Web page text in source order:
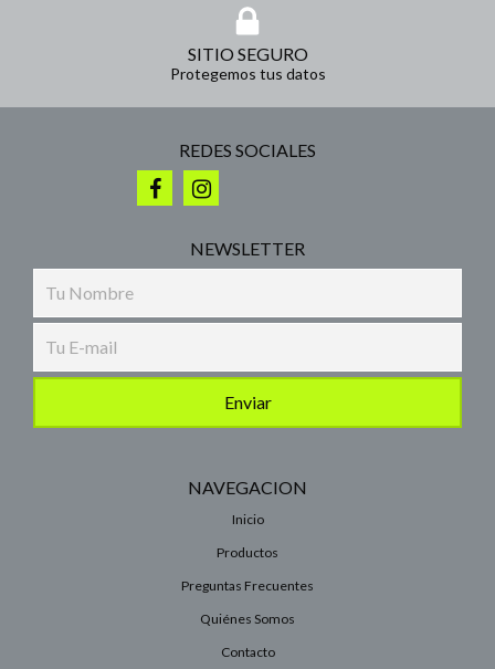
SITIO SEGURO
Protegemos tus datos
REDES SOCIALES
NEWSLETTER
NAVEGACION
Inicio
Productos
Preguntas Frecuentes
Quiénes Somos
Contacto